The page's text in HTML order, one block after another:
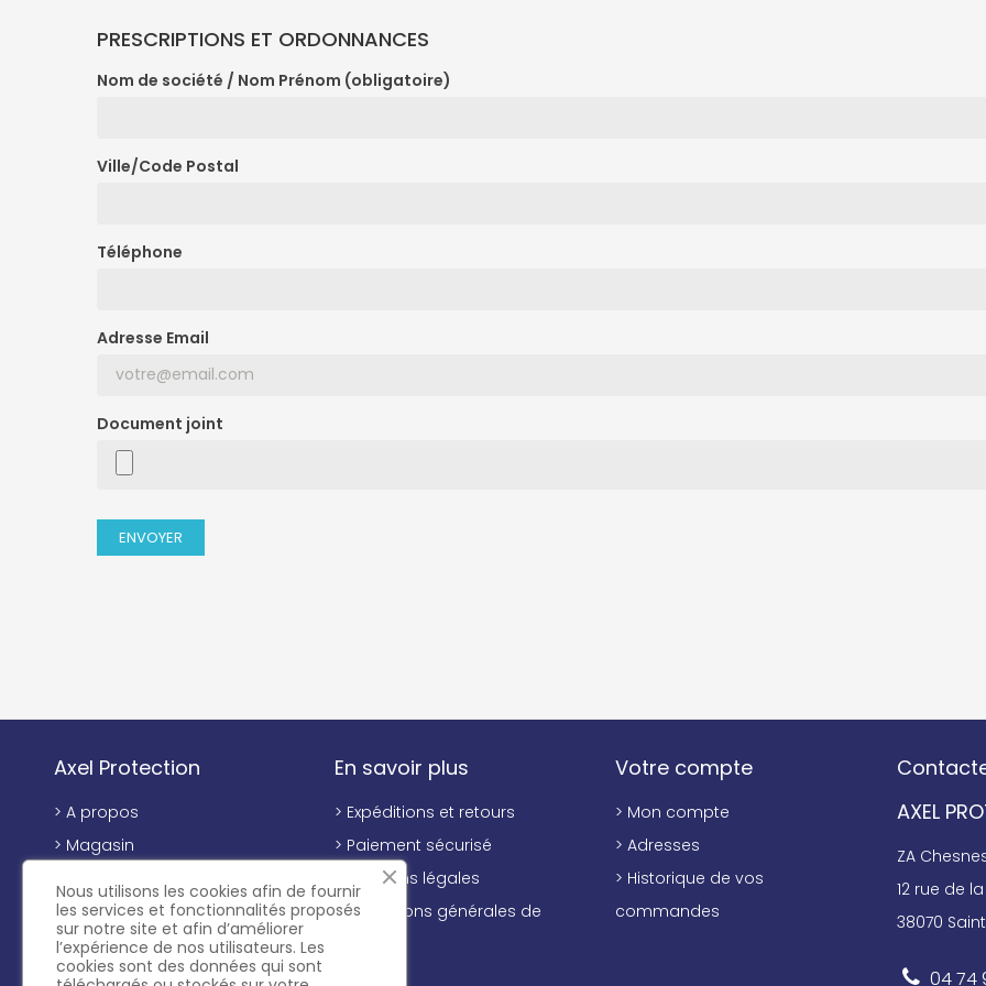
PRESCRIPTIONS ET ORDONNANCES
Nom de société / Nom Prénom (obligatoire)
Ville/Code Postal
Téléphone
Adresse Email
Document joint
Axel Protection
> A propos
> Magasin
En savoir plus
> Expéditions et retours
> Paiement sécurisé
> Mentions légales
> Conditions générales de
Votre compte
> Mon compte
> Adresses
> Historique de vos
commandes
AXEL
ZA
12 rue de
38070
04 74
Nous utilisons les cookies afin de fournir
les services et fonctionnalités proposés
sur notre site et afin d’améliorer
l’expérience de nos utilisateurs. Les
cookies sont des données qui sont